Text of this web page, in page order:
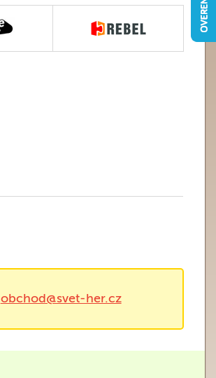
obchod@svet-her.cz